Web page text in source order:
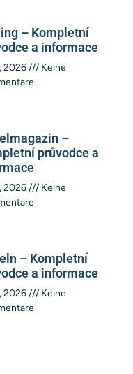
– Kompletní
a informace
2026
Keine
–
průvodce a
2026
Keine
– Kompletní
a informace
2026
Keine